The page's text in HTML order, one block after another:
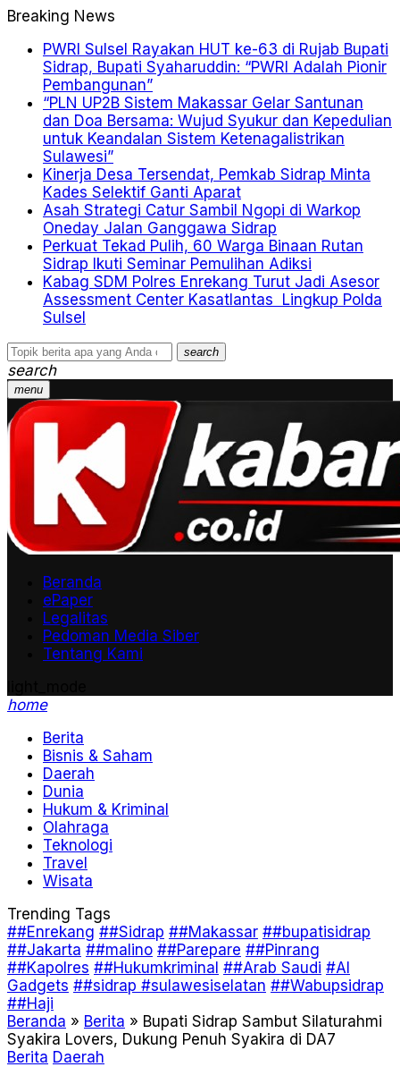
Breaking News
PWRI Sulsel Rayakan HUT ke-63 di Rujab Bupati
Sidrap, Bupati Syaharuddin: “PWRI Adalah Pionir
Pembangunan”
“PLN UP2B Sistem Makassar Gelar Santunan
dan Doa Bersama: Wujud Syukur dan Kepedulian
untuk Keandalan Sistem Ketenagalistrikan
Sulawesi”
Kinerja Desa Tersendat, Pemkab Sidrap Minta
Kades Selektif Ganti Aparat
Asah Strategi Catur Sambil Ngopi di Warkop
Oneday Jalan Ganggawa Sidrap
Perkuat Tekad Pulih, 60 Warga Binaan Rutan
Sidrap Ikuti Seminar Pemulihan Adiksi
Kabag SDM Polres Enrekang Turut Jadi Asesor
Assessment Center Kasatlantas Lingkup Polda
Sulsel
search
search
menu
Beranda
ePaper
Legalitas
Pedoman Media Siber
Tentang Kami
home
Berita
Bisnis & Saham
Daerah
Dunia
Hukum & Kriminal
Olahraga
Teknologi
Travel
Wisata
Trending Tags
##Enrekang ##Sidrap ##Makassar ##bupatisidrap
##Jakarta ##malino ##Parepare ##Pinrang
##Kapolres ##Hukumkriminal ##Arab Saudi #AI
Gadgets ##sidrap #sulawesiselatan ##Wabupsidrap
##Haji
Beranda » Berita » Bupati Sidrap Sambut Silaturahmi
Syakira Lovers, Dukung Penuh Syakira di DA7
Berita Daerah